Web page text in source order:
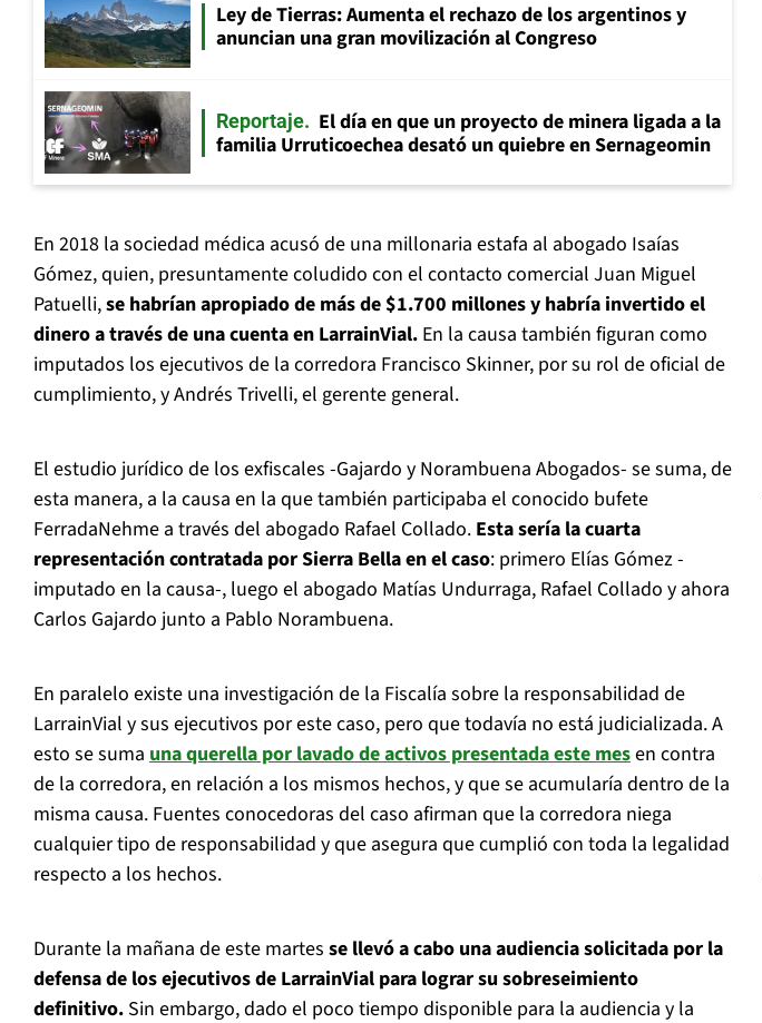
Ley de Tierras: Aumenta el rechazo de los argentinos y
anuncian una gran movilización al Congreso
Reportaje
El día en que un proyecto de minera ligada a la
familia Urruticoechea desató un quiebre en Sernageomin
En 2018 la sociedad médica acusó de una millonaria estafa al abogado Isaías
Gómez, quien, presuntamente coludido con el contacto comercial Juan Miguel
Patuelli,se habrían apropiado de más de $1.700 millones y habría invertido el
dinero a través de una cuenta en LarrainVial. En la causa también figuran como
imputados los ejecutivos de la corredora Francisco Skinner, por su rol de oficial de
cumplimiento, y Andrés Trivelli, el gerente general.
El estudio jurídico de los exfiscales -Gajardo y Norambuena Abogados- se suma, de
esta manera, a la causa en la que también participaba el conocido bufete
FerradaNehme a través del abogado Rafael Collado. Esta sería la cuarta
representación contratada por Sierra Bella en el caso: primero Elías Gómez -
imputado en la causa-, luego el abogado Matías Undurraga, Rafael Collado y ahora
Carlos Gajardo junto a Pablo Norambuena.
En paralelo existe una investigación de la Fiscalía sobre la responsabilidad de
LarrainVial y sus ejecutivos por este caso, pero que todavía no está judicializada. A
esto se suma una querella por lavado de activos presentada este mesen contra
de la corredora, en relación a los mismos hechos, y que se acumularía dentro de la
misma causa. Fuentes conocedoras del caso afirman que la corredora niega
cualquier tipo de responsabilidad y que asegura que cumplió con toda la legalidad
respecto a los hechos.
Durante la mañana de este martes se llevó a cabo unaaudiencia solicitada por la
defensa de los ejecutivos de LarrainVial para lograr su sobreseimiento
definitivo. Sin embargo, dado el poco tiempo disponible para la audiencia y la